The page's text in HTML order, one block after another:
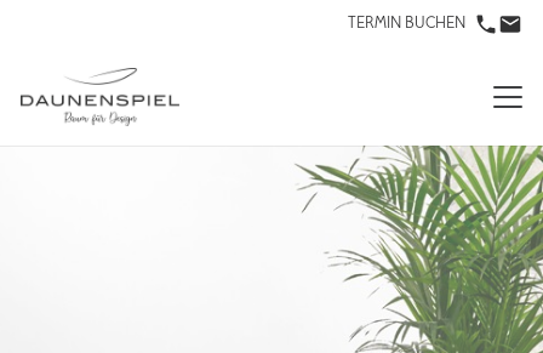
TERMIN BUCHEN